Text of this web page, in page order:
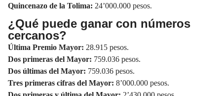
Quincenazo de la Tolima: 24’000.000 pesos.
¿Qué puede ganar con números
cercanos?
Última Premio Mayor: 28.915 pesos.
Dos primeras del Mayor: 759.036 pesos.
Dos últimas del Mayor: 759.036 pesos.
Tres primeras cifras del Mayor: 8’000.000 pesos.